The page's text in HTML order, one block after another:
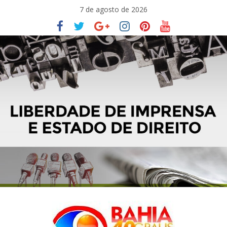
conteúdo
7 de agosto de 2026